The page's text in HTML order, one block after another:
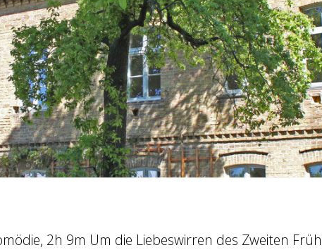
2h 9m Um die Liebeswirren des Zweiten